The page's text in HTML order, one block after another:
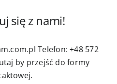
się z nami!
Telefon: +48 572
by przejść do formy